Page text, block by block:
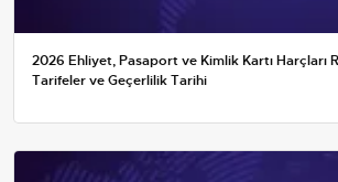
2026 Ehliyet, Pasaport ve Kimlik Kartı Harçları
Tarifeler ve Geçerlilik Tarihi